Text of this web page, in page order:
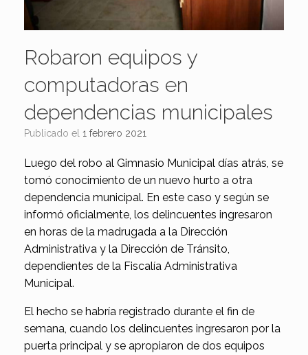
Robaron equipos y
computadoras en
dependencias municipales
Publicado el 1 febrero 2021
Luego del robo al Gimnasio Municipal días atrás, se
tomó conocimiento de un nuevo hurto a otra
dependencia municipal. En este caso y según se
informó oficialmente, los delincuentes ingresaron
en horas de la madrugada a la Dirección
Administrativa y la Dirección de Tránsito,
dependientes de la Fiscalía Administrativa
Municipal.
El hecho se habría registrado durante el fin de
semana, cuando los delincuentes ingresaron por la
puerta principal y se apropiaron de dos equipos